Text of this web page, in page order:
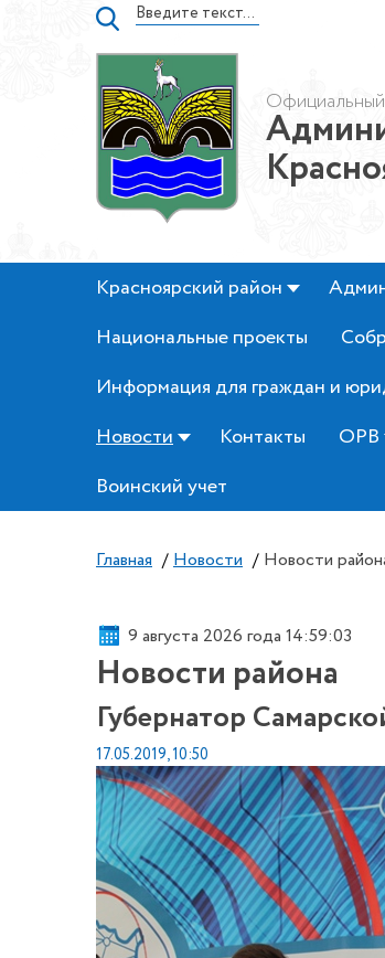
Красноярский район
Национальные проекты
Информация для граждан и
Новости
Контакты ОРВ
Воинский учет
Главная / Новости / Новости
9 августа 2026 года 14:59:04
Новости района
Губернатор
17.05.2019, 10:50